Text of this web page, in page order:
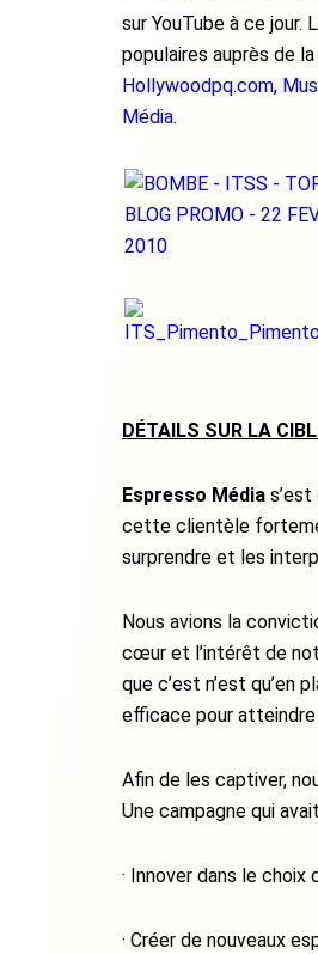
sur YouTube à ce
populaires auprès de
Hollywoodpq.com,
Média.
DÉTAILS SUR LA
Espresso Média
cette clientèle
surprendre et les
Nous avions la
cœur et l’intérêt de
que c’est n’est qu’en
efficace pour
Afin de les captiver,
Une campagne qui
· Innover dans le
· Créer de nouveaux